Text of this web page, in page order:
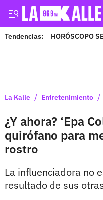
Tendencias: HORÓSCOPO
La Kalle / Entretenimiento /
¿Y ahora? ‘Epa
quirófano para
rostro
La influenciadora no
resultado de sus